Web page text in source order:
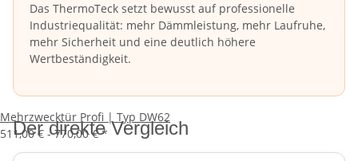
Das ThermoTeck setzt bewusst auf professionelle
Industriequalität: mehr Dämmleistung, mehr Laufruhe,
mehr Sicherheit und eine deutlich höhere
Wertbeständigkeit.
Der direkte Vergleich
Mehrzwecktür Profi | Typ DW62
511,00 € -770,00 €*